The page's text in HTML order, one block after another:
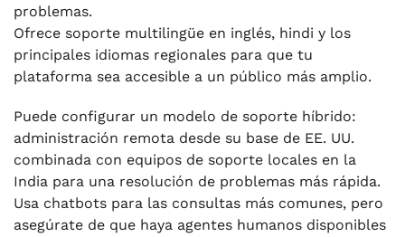
problemas.
Ofrece soporte multilingüe en inglés, hindi y los
principales idiomas regionales para que tu
plataforma sea accesible a un público más amplio.
Puede configurar un modelo de soporte híbrido:
administración remota desde su base de EE. UU.
combinada con equipos de soporte locales en la
India para una resolución de problemas más rápida.
Usa chatbots para las consultas más comunes, pero
asegúrate de que haya agentes humanos disponibles